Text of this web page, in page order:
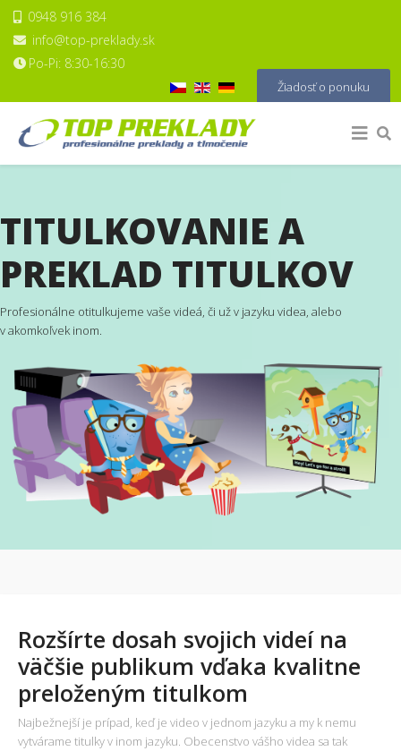
0948 916 384
info@top-preklady.sk
Po-Pi: 8:30-16:30
Vyberte váš jazyk Žiadosť o ponuku
TITULKOVANIE A
PREKLAD TITULKOV
Profesionálne otitulkujeme vaše videá, či už v jazyku videa, alebo
v akomkoľvek inom.
Rozšírte dosah svojich videí na
väčšie publikum vďaka kvalitne
preloženým titulkom
Najbežnejší je prípad, keď je video v jednom jazyku a my k nemu
vytvárame titulky v inom jazyku. Obecenstvo vášho videa sa tak